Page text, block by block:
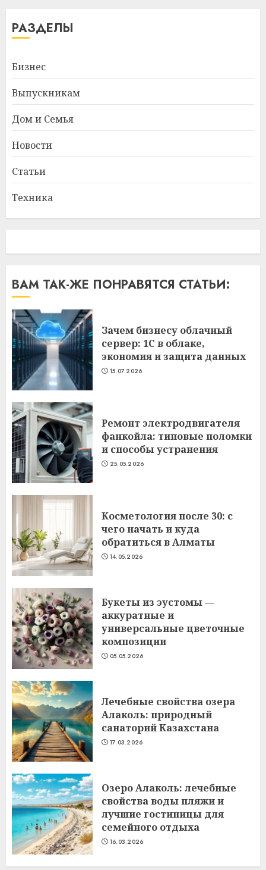
РАЗДЕЛЫ
Бизнес
Выпускникам
Дом и Семья
Новости
Статьи
Техника
ВАМ ТАК-ЖЕ ПОНРАВЯТСЯ СТАТЬИ:
Зачем бизнесу облачный
сервер: 1С в облаке,
экономия и защита данных
15.07.2026
Ремонт электродвигателя
фанкойла: типовые поломки
и способы устранения
25.05.2026
Косметология после 30: с
чего начать и куда
обратиться в Алматы
14.05.2026
Букеты из эустомы —
аккуратные и
универсальные цветочные
композиции
05.05.2026
Лечебные свойства озера
Алаколь: природный
санаторий Казахстана
17.03.2026
Озеро Алаколь: лечебные
свойства воды пляжи и
лучшие гостиницы для
семейного отдыха
16.03.2026